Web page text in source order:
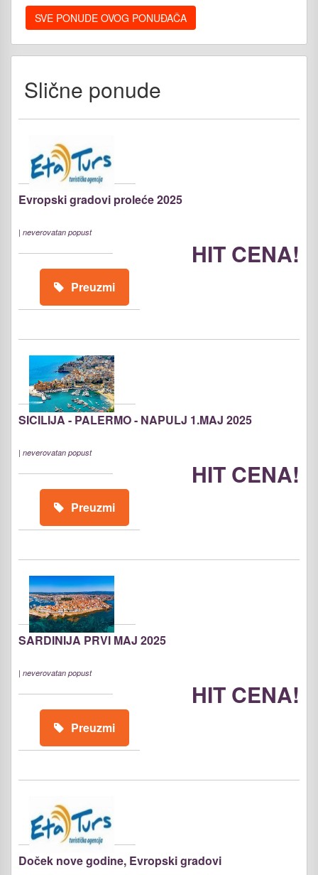
SVE PONUDE OVOG PONUĐAČA
Slične ponude
Evropski gradovi proleće 2025
| neverovatan popust
HIT CENA!
Preuzmi
SICILIJA - PALERMO - NAPULJ 1.MAJ 2025
| neverovatan popust
HIT CENA!
Preuzmi
SARDINIJA PRVI MAJ 2025
| neverovatan popust
HIT CENA!
Preuzmi
Doček nove godine, Evropski gradovi